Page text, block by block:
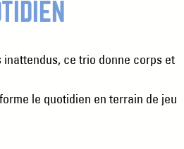
ce trio donne corps et
le quotidien en terrain de jeu